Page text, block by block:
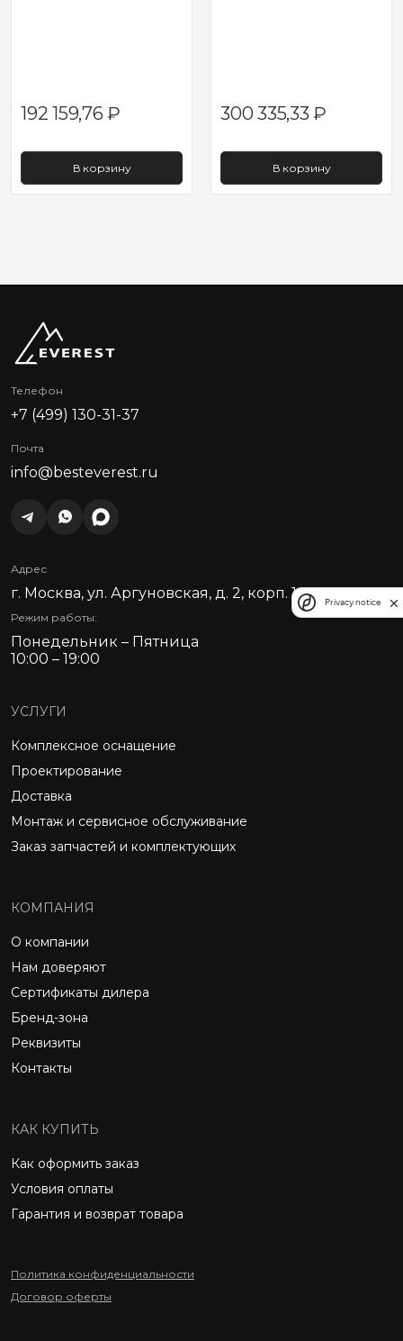
192 159,76₽
В корзину
300 335,33₽
В корзину
Телефон
+7 (499) 130-31-37
Почта
info@besteverest.ru
Адрес
г. Москва, ул. Аргуновская, д. 2, корп. 1
Режим работы:
Понедельник – Пятница
10:00 – 19:00
УСЛУГИ
Комплексное оснащение
Проектирование
Доставка
Монтаж и сервисное обслуживание
Заказ запчастей и комплектующих
КОМПАНИЯ
О компании
Нам доверяют
Сертификаты дилера
Бренд-зона
Реквизиты
Контакты
КАК КУПИТЬ
Как оформить заказ
Условия оплаты
Гарантия и возврат товара
Политика конфиденциальности
Договор оферты
Privacy notice